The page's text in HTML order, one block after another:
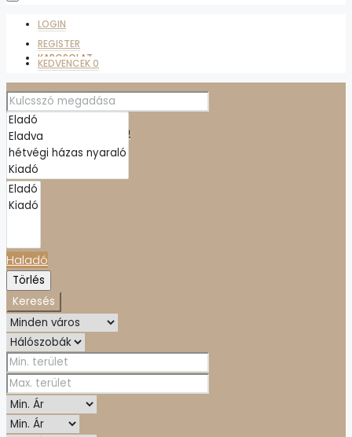
KAPCSOLAT
ADATKEZELÉSI TÁJÉKOZTATÓ
0
LOGIN
REGISTER
KEDVENCEK0
Haladó
Törlés
Keresés